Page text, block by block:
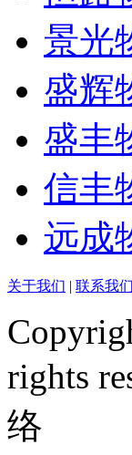
景光
盛辉
盛丰
信丰
远成
关于我们 | 联系我们
rights
络